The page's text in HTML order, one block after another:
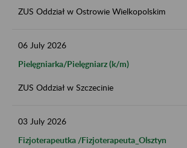
ZUS Oddział w Ostrowie Wielkopolskim
06 July 2026
Pielęgniarka/Pielęgniarz (k/m)
ZUS Oddział w Szczecinie
03 July 2026
Fizjoterapeutka /Fizjoterapeuta_Olsztyn